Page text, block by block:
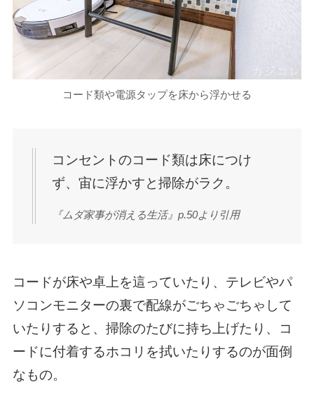
コード類や電源タップを床から浮かせる
コンセントのコード類は床につけ
ず、宙に浮かすと掃除がラク。
『ムダ家事が消える生活』p.50より引用
コードが床や卓上を這っていたり、テレビやパ
ソコンモニターの裏で配線がごちゃごちゃして
いたりすると、掃除のたびに持ち上げたり、コ
ードに付着するホコリを拭いたりするのが面倒
なもの。